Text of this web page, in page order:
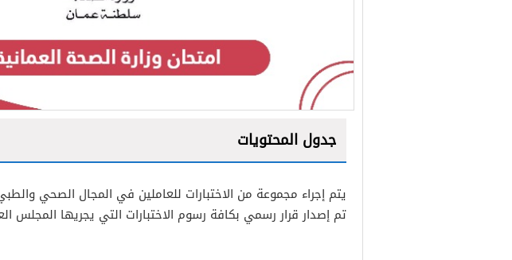
جدول المحتويات
1.1 رسوم امتحان وزارة الصحة العمانية لجميع
يتم إجراء مجموعة من الاختبارات للعاملين في المجال الصحي
تم إصدار قرار رسمي بكافة رسوم الاختبارات التي يجريها المجلس